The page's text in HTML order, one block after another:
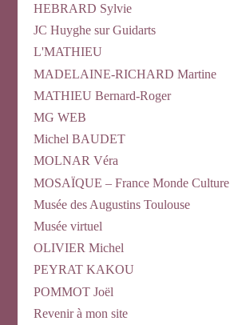
HEBRARD Sylvie
JC Huyghe sur Guidarts
L'MATHIEU
MADELAINE-RICHARD Martine
MATHIEU Bernard-Roger
MG WEB
Michel BAUDET
MOLNAR Véra
MOSAÏQUE – France Monde Culture
Musée des Augustins Toulouse
Musée virtuel
OLIVIER Michel
PEYRAT KAKOU
POMMOT Joël
Revenir à mon site